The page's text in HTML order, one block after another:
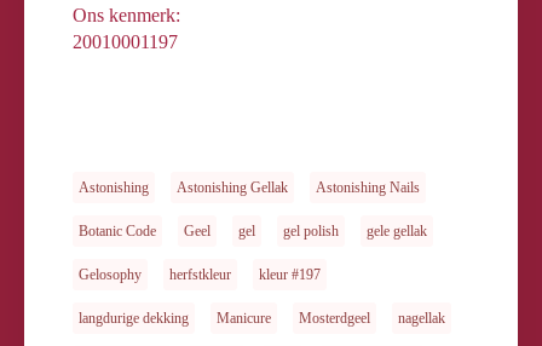
Ons kenmerk:
20010001197
Astonishing Astonishing Gellak Astonishing Nails
Botanic Code Geel gel gel polish gele gellak
Gelosophy herfstkleur kleur #197
langdurige dekking Manicure Mosterdgeel nagellak